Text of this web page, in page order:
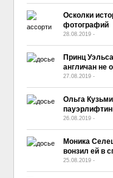
Осколки
фотографий
28.08.2019 -
Принц
англичан не
27.08.2019 -
Ольга
26.08.2019 -
Моника
вонзил ей в
25.08.2019 -